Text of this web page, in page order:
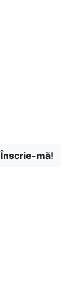
Înscrie-mă!